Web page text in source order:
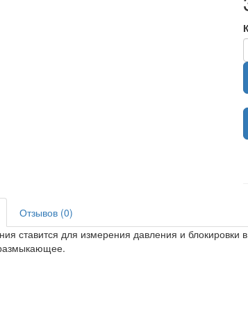
Отзывов (0)
ставится для измерения давления и блокировки